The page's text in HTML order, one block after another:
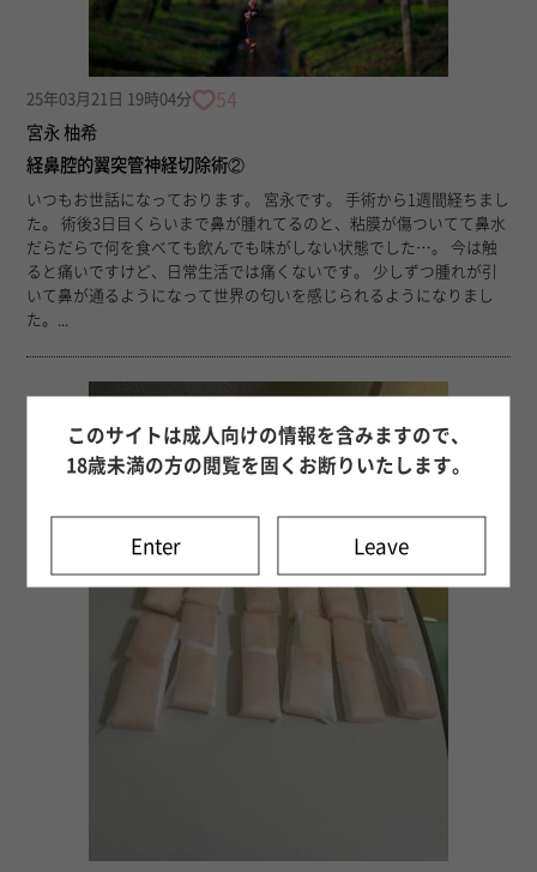
25年03月21日 19時04分 54
宮永 柚希
経鼻腔的翼突管神経切除術②
いつもお世話になっております。 宮永です。 手術から1週間経ちまし
た。 術後3日目くらいまで鼻が腫れてるのと、粘膜が傷ついてて鼻水
だらだらで何を食べても飲んでも味がしない状態でした…。 今は触
ると痛いですけど、日常生活では痛くないです。 少しずつ腫れが引
いて鼻が通るようになって世界の匂いを感じられるようになりまし
た。...
このサイトは成人向けの情報を含みますので、
18歳未満の方の閲覧を固くお断りいたします。
Enter Leave